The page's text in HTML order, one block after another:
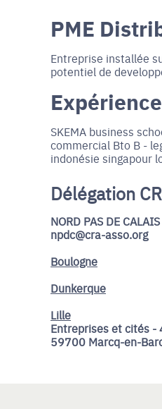
PME
Entreprise installée
potentiel de
SKEMA business
commercial Bto B -
indonésie singapour
Délégation
NORD PAS DE CALAIS
npdc@cra-asso.org
Boulogne
Dunkerque
Lille
Entreprises et cités -
59700 Marcq-en-